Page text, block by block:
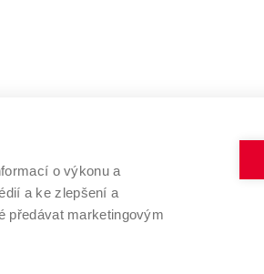
V BRNĚ
o výkonu a
a ke zlepšení a
předávat marketingovým